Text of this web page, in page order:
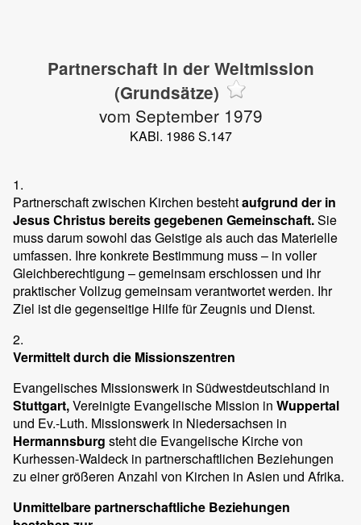
Partnerschaft in der Weltmission
(Grundsätze)
vom September 1979
KABl. 1986 S.147
1.
Partnerschaft zwischen Kirchen bestehtaufgrund der in
Jesus Christus bereits gegebenen Gemeinschaft.Sie
muss darum sowohl das Geistige als auch das Materielle
umfassen. Ihre konkrete Bestimmung muss – in voller
Gleichberechtigung – gemeinsam erschlossen und ihr
praktischer Vollzug gemeinsam verantwortet werden. Ihr
Ziel ist die gegenseitige Hilfe für Zeugnis und Dienst.
2.
Vermittelt durch die Missionszentren
Evangelisches Missionswerk in Südwestdeutschland in
Stuttgart,Vereinigte Evangelische Mission in Wuppertal
und Ev.-Luth. Missionswerk in Niedersachsen in
Hermannsburg steht die Evangelische Kirche von
Kurhessen-Waldeck in partnerschaftlichen Beziehungen
zu einer größeren Anzahl von Kirchen in Asien und Afrika.
Unmittelbare partnerschaftliche Beziehungen